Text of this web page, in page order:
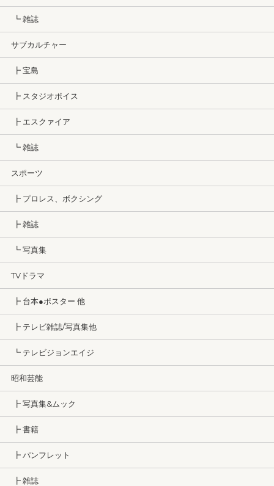
┗ 雑誌
サブカルチャー
┣ 宝島
┣ スタジオボイス
┣ エスクァイア
┗ 雑誌
スポーツ
┣ プロレス、ボクシング
┣ 雑誌
┗ 写真集
TVドラマ
┣ 台本●ポスター 他
┣ テレビ雑誌/写真集他
┗ テレビジョンエイジ
昭和芸能
┣ 写真集&ムック
┣ 書籍
┣ パンフレット
┣ 雑誌